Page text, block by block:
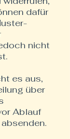
dafür
nicht
es aus,
über
Ablauf